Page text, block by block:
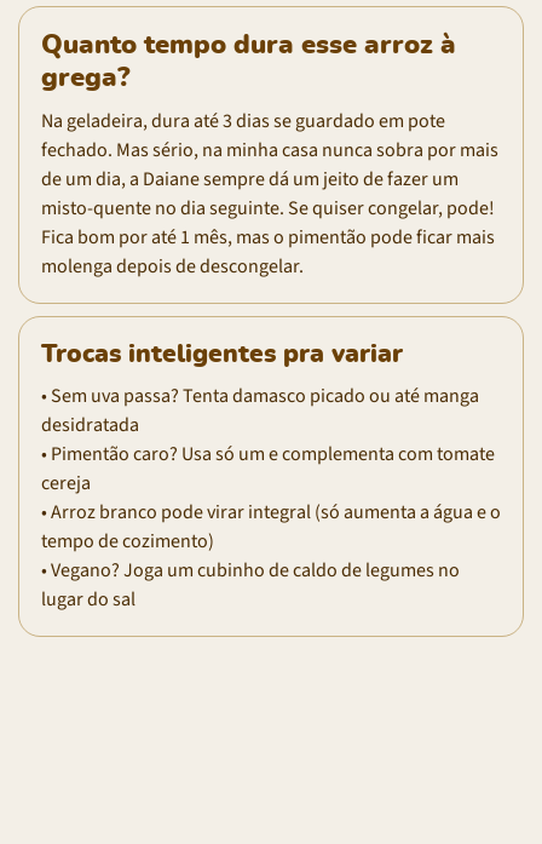
Quanto tempo dura esse arroz à
grega?
Na geladeira, dura até 3 dias se guardado em pote
fechado. Mas sério, na minha casa nunca sobra por mais
de um dia, a Daiane sempre dá um jeito de fazer um
misto-quente no dia seguinte. Se quiser congelar, pode!
Fica bom por até 1 mês, mas o pimentão pode ficar mais
molenga depois de descongelar.
Trocas inteligentes pra variar
• Sem uva passa? Tenta damasco picado ou até manga
desidratada
• Pimentão caro? Usa só um e complementa com tomate
cereja
• Arroz branco pode virar integral (só aumenta a água e o
tempo de cozimento)
• Vegano? Joga um cubinho de caldo de legumes no
lugar do sal